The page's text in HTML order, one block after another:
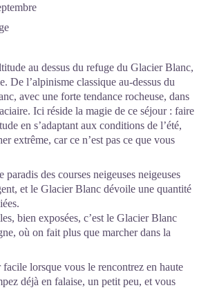
au dessus du refuge du Glacier Blanc,
De l’alpinisme classique au-dessus du
avec une forte tendance rocheuse, dans
Ici réside la magie de ce séjour : faire
en s’adaptant aux conditions de l’été,
extrême, car ce n’est pas ce que vous
paradis des courses neigeuses neigeuses
et le Glacier Blanc dévoile une quantité
bien exposées, c’est le Glacier Blanc
où on fait plus que marcher dans la
lorsque vous le rencontrez en haute
déjà en falaise, un petit peu, et vous